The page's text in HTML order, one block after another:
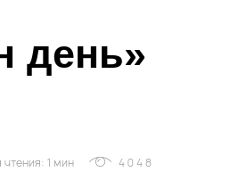
день»
1 мин 4048